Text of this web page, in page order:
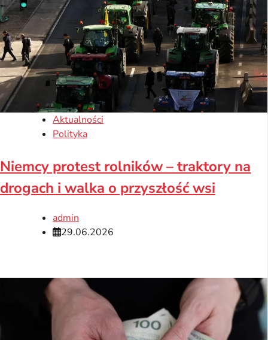
Aktualności
Polityka
Niemcy protest rolników – traktory na
drogach i walka o przyszłość wsi
admin
29.06.2026